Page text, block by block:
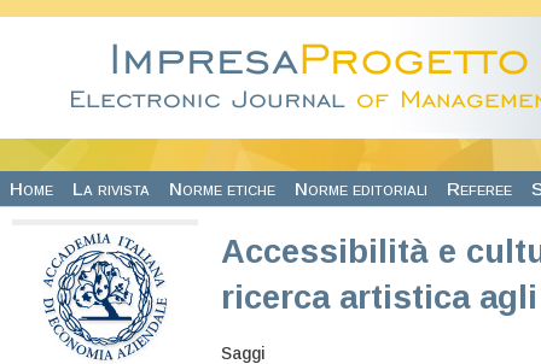
Home La rivista Norme etiche Norme editoriali Referee
Accessibilità e
ricerca artistica
Saggi